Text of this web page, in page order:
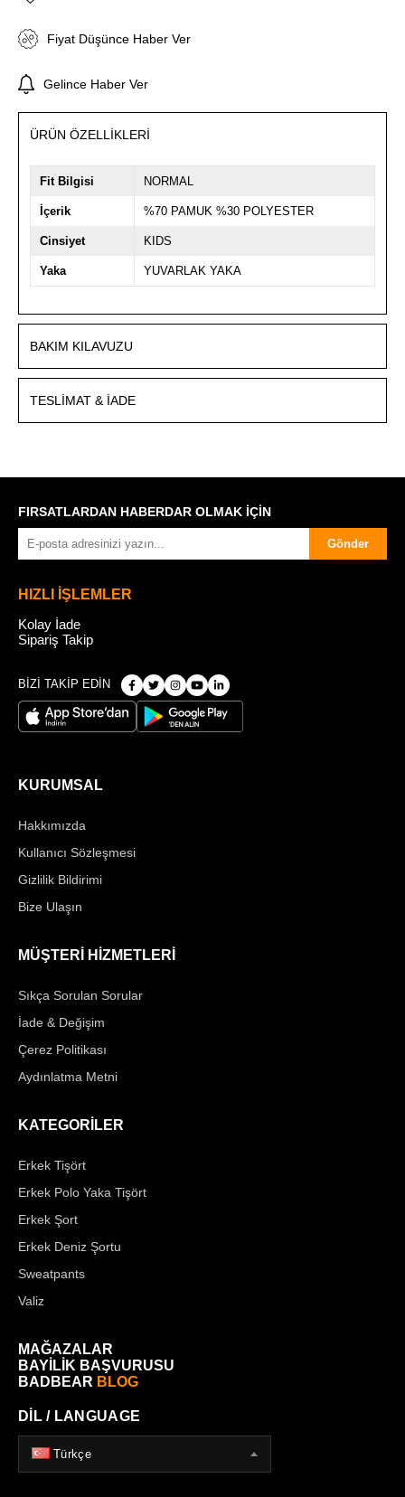
Fiyat Düşünce Haber Ver
Gelince Haber Ver
ÜRÜN ÖZELLIKLERI
Fit Bilgisi NORMAL
İçerik %70 PAMUK %30 POLYESTER
Cinsiyet KIDS
Yaka YUVARLAK YAKA
BAKIM KILAVUZU
TESLIMAT & İADE
FIRSATLARDAN HABERDAR OLMAK İÇİN
Gönder
HIZLI İŞLEMLER
Kolay İade
Sipariş Takip
BİZİ TAKİP EDİN
KURUMSAL
Hakkımızda
Kullanıcı Sözleşmesi
Gizlilik Bildirimi
Bize Ulaşın
MÜŞTERİ HİZMETLERİ
Sıkça Sorulan Sorular
İade & Değişim
Çerez Politikası
Aydınlatma Metni
KATEGORİLER
Erkek Tişört
Erkek Polo Yaka Tişört
Erkek Şort
Erkek Deniz Şortu
Sweatpants
Valiz
MAĞAZALAR
BAYİLİK BAŞVURUSU
BADBEAR BLOG
DİL / LANGUAGE
Türkçe